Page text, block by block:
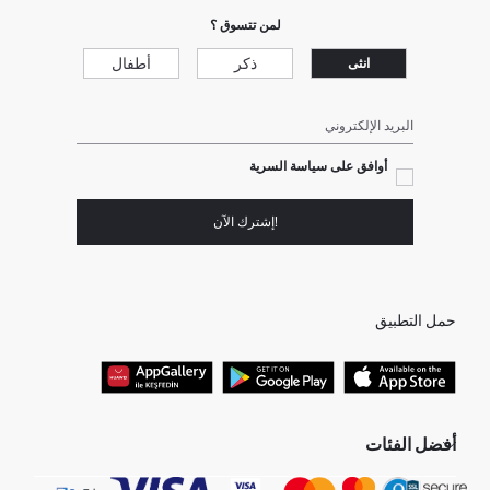
لمن تتسوق ؟
انثى ذكر أطفال
البريد الإلكتروني
أوافق على سياسة السرية
!إشترك الآن
حمل التطبيق
أفضل الفئات